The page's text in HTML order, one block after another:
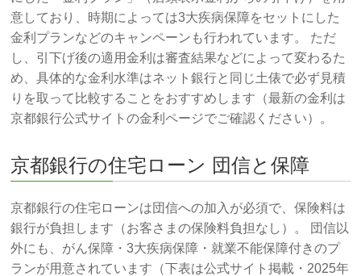
意しており、時期によっては3大疾病保障をセットにした
金利プランなどのキャンペーンも行われています。 ただ
し、引下げ後の適用金利は審査結果などによって変わるた
め、具体的な金利水準はネット銀行と同じ土俵で必ず見積
りを取って比較することをおすすめします（最新の金利は
京都銀行公式サイトの金利ページでご確認ください）。
京都銀行の住宅ローン 団信と保障
京都銀行の住宅ローンは団信への加入が必須で、保険料は
銀行が負担します（お客さまの保険料負担なし）。 団信以
外にも、がん保障・3大疾病保障・就業不能保障付きのプ
ランが用意されています（下表は公式サイト掲載・2025年